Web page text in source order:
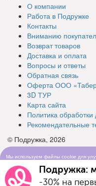
О компании
Работа в Подружке
Контакты
Вниманию
Возврат товаров
Доставка и оплата
Вопросы и ответы
Обратная связь
Оферта ООО
3D ТУР
Карта сайта
Политика
Рекомендательные
© Подружка, 2026
Мы используем файлы cookie для
использования cookie-файлов
Подружка:
-30% на